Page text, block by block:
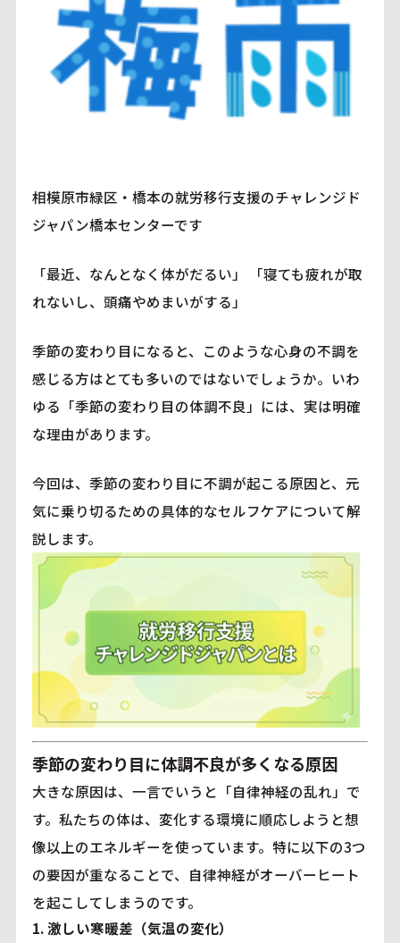
相模原市緑区・橋本の就労移行支援のチャレンジド
ジャパン橋本センターです
「最近、なんとなく体がだるい」 「寝ても疲れが取
れないし、頭痛やめまいがする」
季節の変わり目になると、このような心身の不調を
感じる方はとても多いのではないでしょうか。いわ
ゆる「季節の変わり目の体調不良」には、実は明確
な理由があります。
今回は、季節の変わり目に不調が起こる原因と、元
気に乗り切るための具体的なセルフケアについて解
説します。
季節の変わり目に体調不良が多くなる原因
大きな原因は、一言でいうと「自律神経の乱れ」で
す。私たちの体は、変化する環境に順応しようと想
像以上のエネルギーを使っています。特に以下の3つ
の要因が重なることで、自律神経がオーバーヒート
を起こしてしまうのです。
1. 激しい寒暖差（気温の変化）